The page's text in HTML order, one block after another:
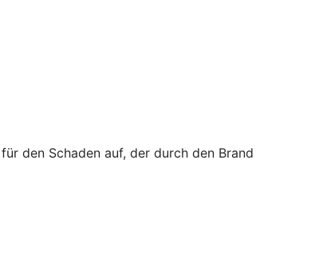
den Schaden auf, der durch den Brand